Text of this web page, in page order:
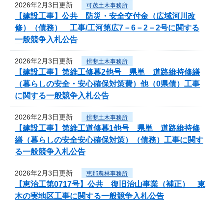
2026年2月3日更新 可茂土木事務所
【建設工事】公共 防災・安全交付金（広域河川改
修）（債務） 工事/工河第広7－6－2－2号に関する
一般競争入札公告
2026年2月3日更新 揖斐土木事務所
【建設工事】第維工修暮2他号 県単 道路維持修繕
（暮らしの安全・安心確保対策費）他（0県債）工事
に関する一般競争入札公告
2026年2月3日更新 揖斐土木事務所
【建設工事】第維工道修暮1他号 県単 道路維持修
繕（暮らしの安全安心確保対策）（債務）工事に関す
る一般競争入札公告
2026年2月3日更新 恵那農林事務所
【恵治工第0717号】公共 復旧治山事業（補正） 東
木の実地区工事に関する一般競争入札公告